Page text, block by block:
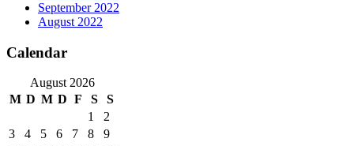
September 2022
August 2022
Calendar
August 2026
M D M D F S
S
1
2
3
4 5 6 7 8
9